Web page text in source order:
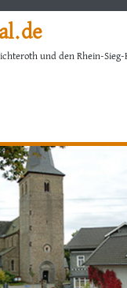
und den Rhein-Sieg-